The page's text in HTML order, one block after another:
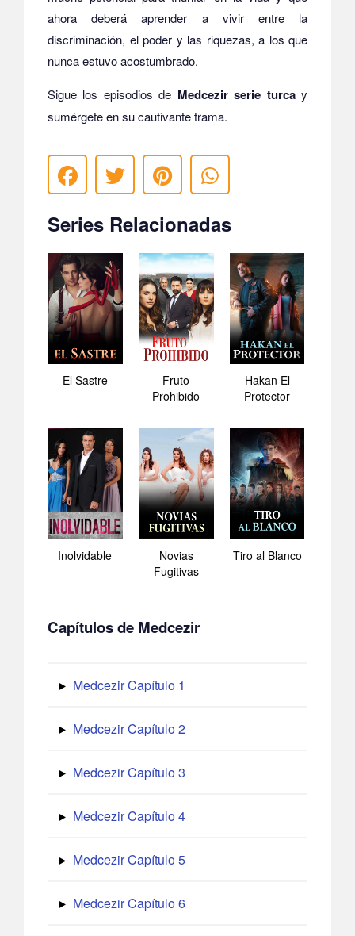
ahora deberá aprender a vivir entre la
discriminación, el poder y las riquezas, a los que
nunca estuvo acostumbrado.
Sigue los episodios de Medcezir serie turcay
sumérgete en su cautivante trama.
Series Relacionadas
El Sastre
Fruto
Prohibido
Hakan El
Protector
Inolvidable
Novias
Fugitivas
Tiro al Blanco
Capítulos de Medcezir
Medcezir Capítulo 1
Medcezir Capítulo 2
Medcezir Capítulo 3
Medcezir Capítulo 4
Medcezir Capítulo 5
Medcezir Capítulo 6